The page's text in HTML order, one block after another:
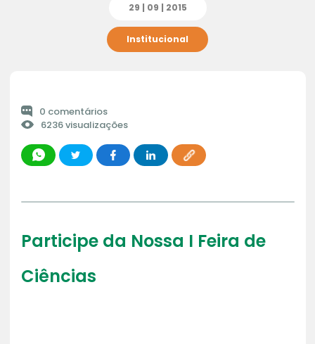
29 | 09 | 2015
Institucional
0 comentários
6236 visualizações
Participe da Nossa I Feira de
Ciências